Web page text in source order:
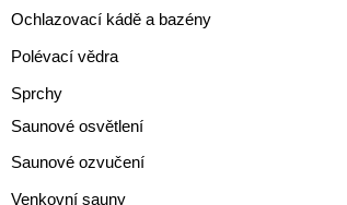
Ochlazovací kádě a bazény
Polévací vědra
Sprchy
Saunové osvětlení
Saunové ozvučení
Venkovní sauny